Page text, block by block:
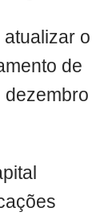
o
de
dezembro